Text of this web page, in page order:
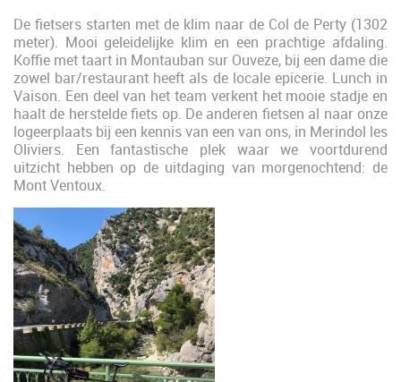
De fietsers starten met de klim naar de Col de Perty (1302
meter). Mooi geleidelijke klim en een prachtige afdaling.
Koffie met taart in Montauban sur Ouveze, bij een dame die
zowel bar/restaurant heeft als de locale epicerie. Lunch in
Vaison. Een deel van het team verkent het mooie stadje en
haalt de herstelde fiets op. De anderen fietsen al naar onze
logeerplaats bij een kennis van een van ons, in Merindol les
Oliviers. Een fantastische plek waar we voortdurend
uitzicht hebben op de uitdaging van morgenochtend: de
Mont Ventoux.